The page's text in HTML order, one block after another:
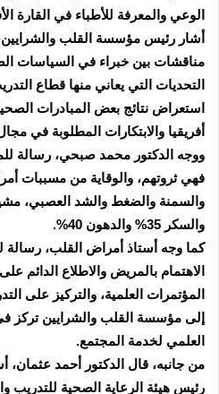
الوعي والمعرفة للأطباء في القارة
أشار رئيس مؤسسة القلب
مناقشات بين خبراء في السياسات
التحديات التي يعاني منها قطاع
استعراض نتائج بعض المبادرات
أفريقيا والابتكارات المطلوبة في
ووجه الدكتور محمد صبحي، رسالة
فهي ثروتهم، والوقاية من مسببات
والسكر 35% والدهون 40%.
كما وجه أستاذ أمراض القلب، رسالة
الاهتمام بالمريض والاطلاع الدائم
المؤتمرات العلمية، والتركيز على
إلى مؤسسة القلب والشرايين تركز
العلمي لخدمة المجتمع.
من جانبه، قال الدكتور أحمد عثمان،
رئيس هيئة الرعاية الصحية للتدريب